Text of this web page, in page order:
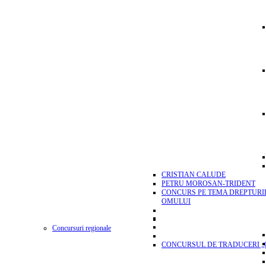
CRISTIAN CALUDE
PETRU MOROSAN-TRIDENT
CONCURS PE TEMA
OMULUI
Concursuri regionale
CONCURSUL DE TRADUCERI